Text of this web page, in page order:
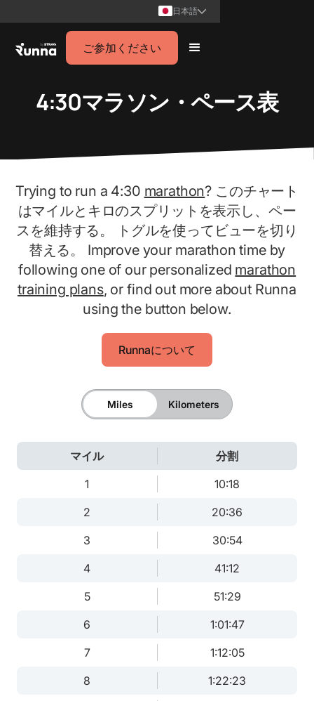
日本語
ご参加ください
4:30マラソン・ペース表
Trying to run a 4:30 marathon? このチャート
はマイルとキロのスプリットを表示し、ペー
スを維持する。 トグルを使ってビューを切り
替える。 Improve your marathon time by
following one of our personalized marathon
training plans, or find out more about Runna
using the button below.
Runnaについて
Miles Kilometers
マイル
分割
1
10:18
2
20:36
3
30:54
4
41:12
5
51:29
6
1:01:47
7
1:12:05
8
1:22:23